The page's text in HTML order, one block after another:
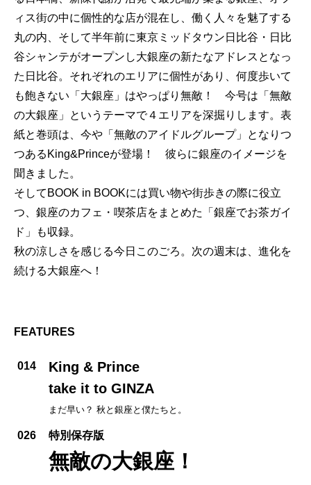
ィス街の中に個性的な店が混在し、働く人々を魅了する
丸の内、そして半年前に東京ミッドタウン日比谷・日比
谷シャンテがオープンし大銀座の新たなアドレスとなっ
た日比谷。それぞれのエリアに個性があり、何度歩いて
も飽きない「大銀座」はやっぱり無敵！ 今号は「無敵
の大銀座」というテーマで４エリアを深掘りします。表
紙と巻頭は、今や「無敵のアイドルグループ」となりつ
つあるKing&Princeが登場！ 彼らに銀座のイメージを
聞きました。
そしてBOOK in BOOKには買い物や街歩きの際に役立
つ、銀座のカフェ・喫茶店をまとめた「銀座でお茶ガイ
ド」も収録。
秋の涼しさを感じる今日このごろ。次の週末は、進化を
続ける大銀座へ！
FEATURES
014
King & Prince
take it to GINZA
まだ早い？ 秋と銀座と僕たちと。
026 特別保存版
無敵の大銀座！